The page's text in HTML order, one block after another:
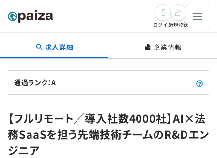
転職・キャリア
転職成功ガイド
転職エージェント
インタビュー
転職成功ガイド
新卒就活
求人検索
本選考
学習
ログイン新規登録
求人詳細 企業情報
通過ランク：A
【フルリモート／導入社数4000社】AI×法
務SaaSを担う先端技術チームのR&Dエン
ジニア